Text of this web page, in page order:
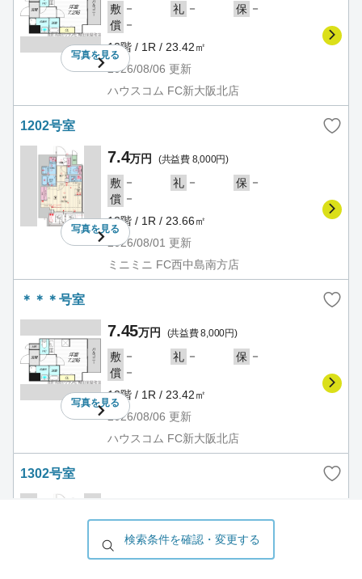
写真を見る
敷 － 礼 － 保 －
償 －
12階 / 1R / 23.42㎡
2026/08/06 更新
ハウスコム FC新大阪北店
1202号室
写真を見る
7.4万円 (共益費 8,000円)
敷 － 礼 － 保 －
償 －
12階 / 1R / 23.66㎡
2026/08/01 更新
ミニミニ FC西中島南方店
＊＊＊号室
写真を見る
7.45万円 (共益費 8,000円)
敷 － 礼 － 保 －
償 －
13階 / 1R / 23.42㎡
2026/08/06 更新
ハウスコム FC新大阪北店
1302号室
償
－
検索条件を確認・変更する